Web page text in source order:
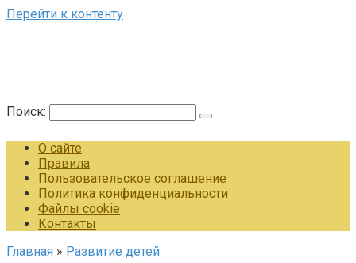
Перейти к контенту
Поиск:
О сайте
Правила
Пользовательское соглашение
Политика конфиденциальности
Файлы cookie
Контакты
Главная » Развитие детей